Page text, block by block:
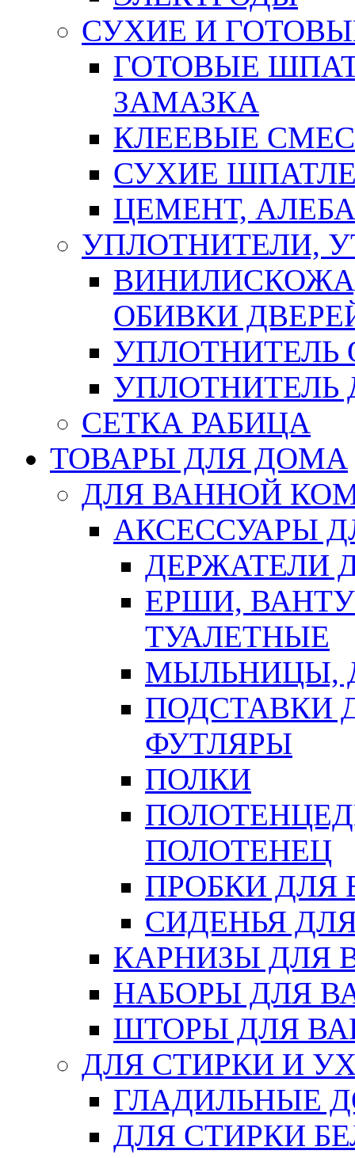
СУХИЕ И
ГОТОВЫЕ
ЗАМАЗКА
КЛЕЕВЫЕ
СУХИЕ
ЦЕМЕНТ,
УПЛОТНИТЕЛИ,
ОБИВКИ
УПЛОТНИТЕЛЬ
СЕТКА РАБИЦА
ТОВАРЫ ДЛЯ ДОМА
ДЛЯ ВАННОЙ
АКСЕССУАРЫ
ДЕРЖАТЕЛИ
ЕРШИ,
ТУАЛЕТНЫЕ
МЫЛЬНИЦЫ,
ПОДСТАВКИ
ФУТЛЯРЫ
ПОЛКИ
ПОЛОТЕНЕЦ
ПРОБКИ ДЛЯ
СИДЕНЬЯ
КАРНИЗЫ ДЛЯ
НАБОРЫ ДЛЯ
ШТОРЫ ДЛЯ
ДЛЯ СТИРКИ И
ГЛАДИЛЬНЫЕ
ДЛЯ СТИРКИ